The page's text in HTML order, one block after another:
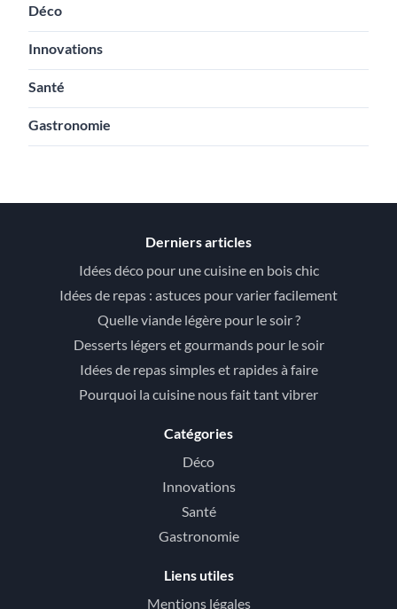
Déco
Innovations
Santé
Gastronomie
Derniers articles
Idées déco pour une cuisine en bois chic
Idées de repas : astuces pour varier facilement
Quelle viande légère pour le soir ?
Desserts légers et gourmands pour le soir
Idées de repas simples et rapides à faire
Pourquoi la cuisine nous fait tant vibrer
Catégories
Déco
Innovations
Santé
Gastronomie
Liens utiles
Mentions légales